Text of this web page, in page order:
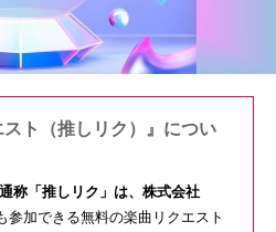
スト（推しリク）』につい
称「推しリク」は、株式会社
参加できる無料の楽曲リクエスト